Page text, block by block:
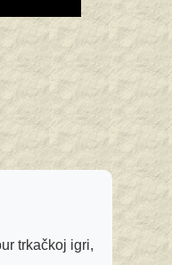
trkačkoj igri,